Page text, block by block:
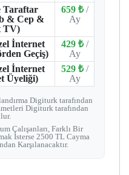
Taraftar
& Cep &
TV)
659 ₺ /
Ay
İnternet
Geçiş)
429 ₺ /
Ay
İnternet
Üyeliği)
529 ₺ /
Ay
Digiturk tarafından
Digiturk tarafından
Çalışanları, Farklı Bir
İsterse 2500 TL Cayma
Karşılanacaktır.